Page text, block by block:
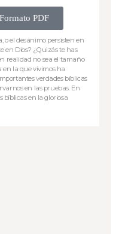
Formato PDF
o el desánimo persisten en
en Dios? ¿Quizás te has
realidad no sea el tamaño
en la que vivimos ha
verdades bíblicas
en las pruebas. En
bíblicas en la gloriosa